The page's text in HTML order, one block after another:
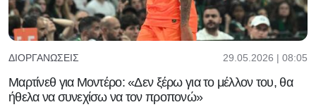
ΔΙΟΡΓΑΝΏΣΕΙΣ 29.05.2026 | 08:05
Μαρτίνεθ για Μοντέρο: «Δεν ξέρω για το μέλλον του, θα
ήθελα να συνεχίσω να τον προπονώ»